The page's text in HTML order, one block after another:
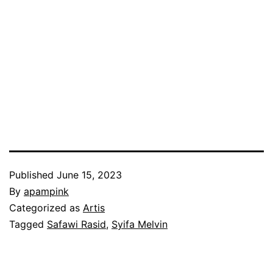
Published June 15, 2023
By apampink
Categorized as Artis
Tagged Safawi Rasid, Syifa Melvin